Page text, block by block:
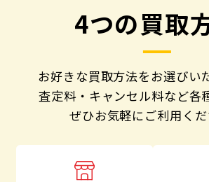
4つの買取
お好きな買取方法をお選びい
査定料・キャンセル料など各
ぜひお気軽にご利用くだ